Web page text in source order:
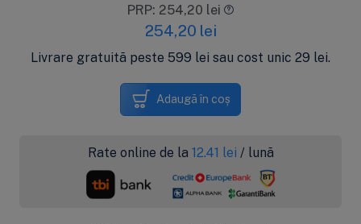
PRP: 254,20 lei
254,20 lei
Livrare gratuită peste 599 lei sau cost unic 29 lei.
Adaugă în coș
Rate online de la 12.41 lei / lună